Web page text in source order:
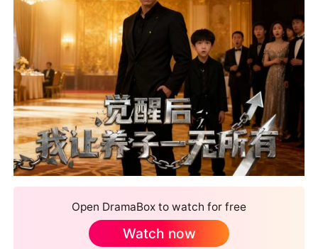
Open DramaBox to watch for free
Watch now